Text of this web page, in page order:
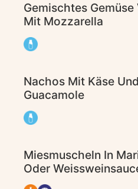
Gemischtes Gemüse
Mit Mozzarella
Nachos Mit Käse Und
Guacamole
Miesmuscheln In
Oder